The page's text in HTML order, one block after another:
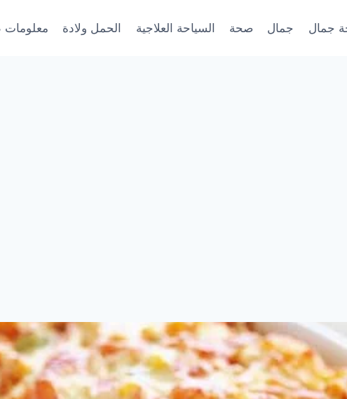
جمال جمال صحة السياحة العلاجية الحمل ولادة معلومات